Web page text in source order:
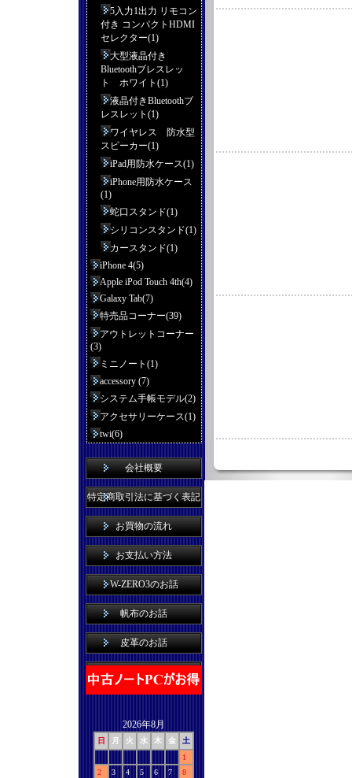
5入力1出力 リモコン
付き コンパクトHDMI
セレクター(1)
大型液晶付き
Bluetoothブレスレッ
ト ホワイト(1)
液晶付きBluetoothブ
レスレット(1)
ワイヤレス 防水型
スピーカー(1)
iPad用防水ケース(1)
iPhone用防水ケース
(1)
蛇口スタンド(1)
シリコンスタンド(1)
カースタンド(1)
iPhone 4(5)
Apple iPod Touch 4th(4)
Galaxy Tab(7)
特売品コーナー(39)
アウトレットコーナー
(3)
ミニノート(1)
accessory (7)
システム手帳モデル(2)
アクセサリーケース(1)
twi(6)
会社概要
特定商取引法に基づく表記
お買物の流れ
お支払い方法
W-ZERO3のお話
帆布のお話
皮革のお話
2026年8月
日 月 火 水 木 金
土
1
2
3 4 5 6 7
8